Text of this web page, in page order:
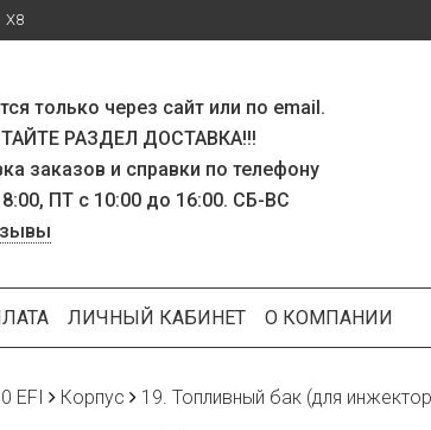
X8
только через сайт или по email.
РАЗДЕЛ ДОСТАВКА!!!
заказов и справки по телефону
ПТ с 10:00 до 16:00. СБ-ВС
ЛИЧНЫЙ КАБИНЕТ О КОМПАНИИ
EFI Корпус 19. Топливный бак (для